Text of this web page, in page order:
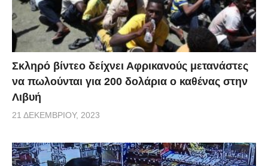
Σκληρό βίντεο δείχνει Αφρικανούς μετανάστες
να πωλούνται για 200 δολάρια ο καθένας στην
Λιβυή
21 ΔΕΚΕΜΒΡΊΟΥ, 2023